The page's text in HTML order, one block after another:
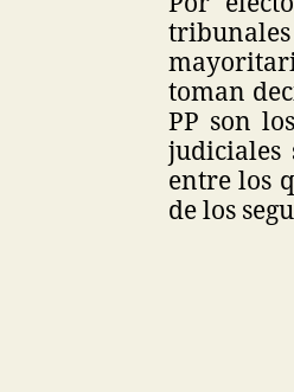
toman
PP son
judiciales
entre los
de los